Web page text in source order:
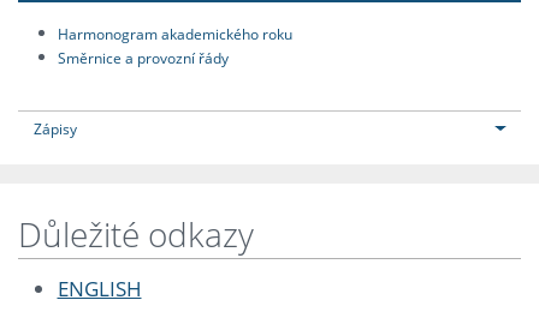
Harmonogram akademického roku
Směrnice a provozní řády
Zápisy
Důležité odkazy
ENGLISH